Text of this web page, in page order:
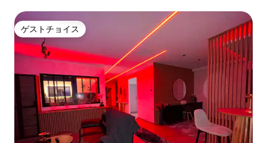
ゲストチョイス
ゲストチョイス